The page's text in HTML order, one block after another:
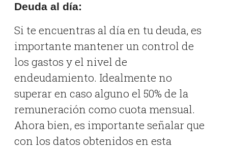
Deuda al día:
Si te encuentras al día en tu deuda, es
importante mantener un control de
los gastos y el nivel de
endeudamiento. Idealmente no
superar en caso alguno el 50% de la
remuneración como cuota mensual.
Ahora bien, es importante señalar que
con los datos obtenidos en esta